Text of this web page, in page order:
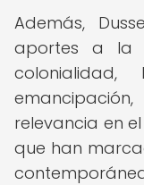
Además,
aportes a la
relevancia en
que han